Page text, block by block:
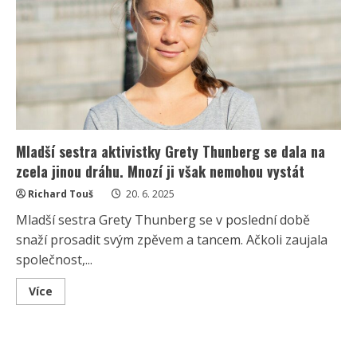
Mladší sestra aktivistky Grety Thunberg se dala na
zcela jinou dráhu. Mnozí ji však nemohou vystát
Richard Touš 20. 6. 2025
Mladší sestra Grety Thunberg se v poslední době
snaží prosadit svým zpěvem a tancem. Ačkoli zaujala
společnost,...
Více
more